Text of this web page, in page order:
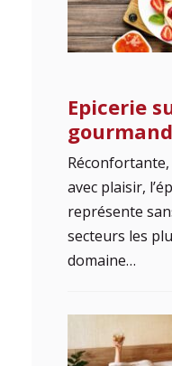
Epicerie
avec plaisir,
représente
secteurs les
domaine…